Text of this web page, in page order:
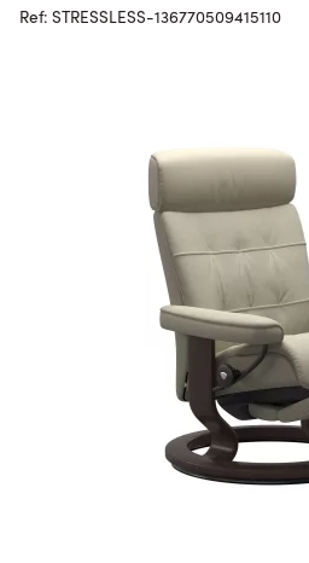
Ref: STRESSLESS-136770509415110